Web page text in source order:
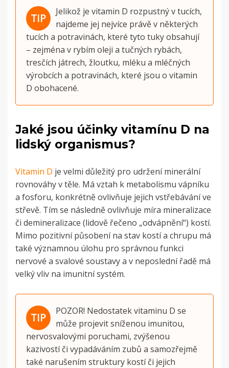
Jelikož je vitamin D rozpustný v tucích,
najdeme jej nejvíce právě v některých
tucích a potravinách, které tyto tuky obsahují
– zejména v rybím oleji a tučných rybách,
tresčích játrech, žloutku, mléku a mléčných
výrobcích a potravinách, které jsou o vitamin
D obohacené.
Jaké jsou účinky vitamínu D na
lidský organismus?
Vitamin D je velmi důležitý pro udržení minerální
rovnováhy v těle. Má vztah k metabolismu vápníku
a fosforu, konkrétně ovlivňuje jejich vstřebávání ve
střevě. Tím se následně ovlivňuje míra mineralizace
či demineralizace (lidově řečeno „odvápnění“) kostí.
Mimo pozitivní působení na stav kostí a chrupu má
také významnou úlohu pro správnou funkci
nervové a svalové soustavy a v neposlední řadě má
velký vliv na imunitní systém.
POZOR! Nedostatek vitaminu D se
může projevit sníženou imunitou,
nervosvalovými poruchami, zvýšenou
kazivostí či vypadáváním zubů a samozřejmě
také narušením struktury kostí či jejich